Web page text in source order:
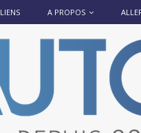
LIENS A PROPOS